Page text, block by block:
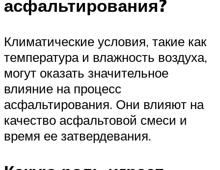
асфальтирования?
Климатические условия, такие как
температура и влажность воздуха,
могут оказать значительное
влияние на процесс
асфальтирования. Они влияют на
качество асфальтовой смеси и
время ее затвердевания.